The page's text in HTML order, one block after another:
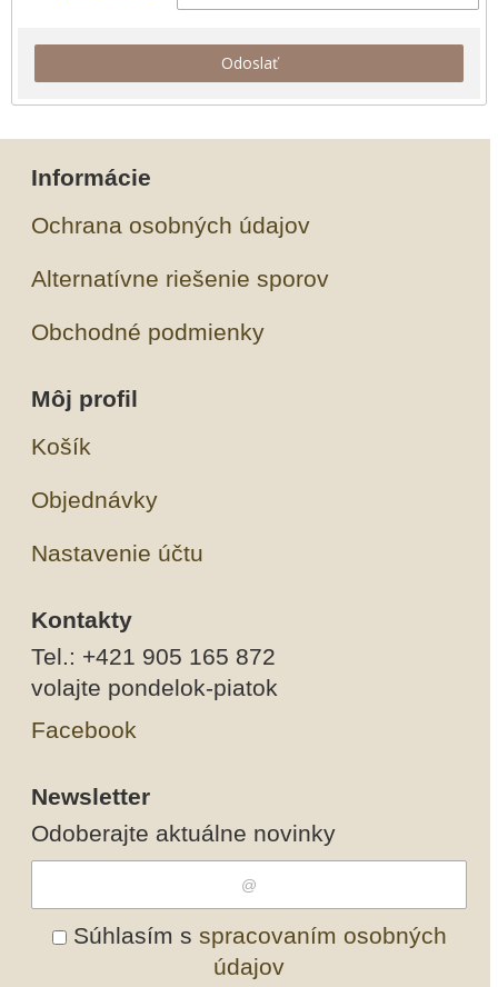
Odoslať
Informácie
Ochrana osobných údajov
Alternatívne riešenie sporov
Obchodné podmienky
Môj profil
Košík
Objednávky
Nastavenie účtu
Kontakty
Tel.: +421 905 165 872
volajte pondelok-piatok
Facebook
Newsletter
Odoberajte aktuálne novinky
Súhlasím s spracovaním osobných
údajov